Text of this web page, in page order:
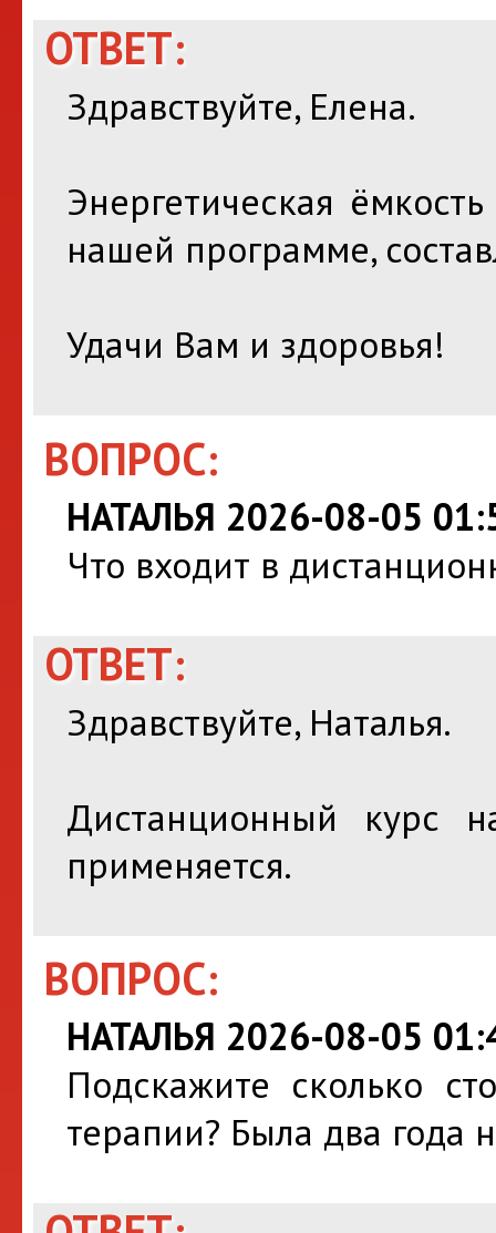
ОТВЕТ:
Здравствуйте, Елена.
Энергетическая
нашей программе,
Удачи Вам и здоровья!
ВОПРОС:
НАТАЛЬЯ 2026-08-05
Что входит в
ОТВЕТ:
Здравствуйте, Наталья.
Дистанционный курс
применяется.
ВОПРОС:
НАТАЛЬЯ 2026-08-05
Подскажите сколько
терапии? Была два года